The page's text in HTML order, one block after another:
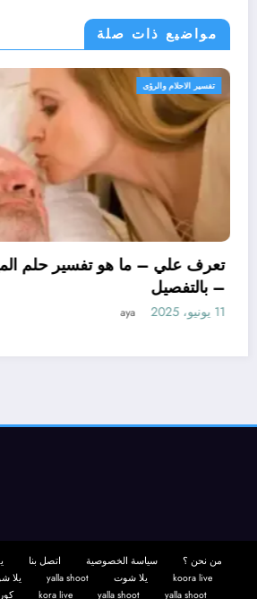
مواضيع ذات صلة
ابن سيرين لتفسير حلم